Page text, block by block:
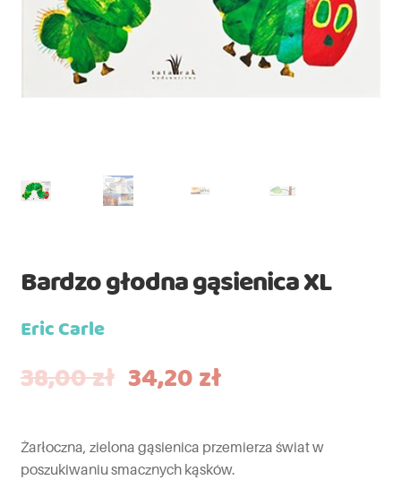
Bardzo głodna gąsienica XL
Eric Carle
38,00zł 34,20zł
Żarłoczna, zielona gąsienica przemierza świat w
poszukiwaniu smacznych kąsków.